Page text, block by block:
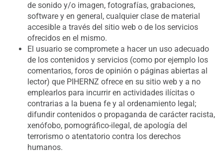
de sonido y/o imagen, fotografías, grabaciones,
software y en general, cualquier clase de material
accesible a través del sitio web o de los servicios
ofrecidos en el mismo.
El usuario se compromete a hacer un uso adecuado
de los contenidos y servicios (como por ejemplo los
comentarios, foros de opinión o páginas abiertas al
lector) que PIHERNZ ofrece en su sitio web y a no
emplearlos para incurrir en actividades ilícitas o
contrarias a la buena fe y al ordenamiento legal;
difundir contenidos o propaganda de carácter racista,
xenófobo, pornográfico-ilegal, de apología del
terrorismo o atentatorio contra los derechos
humanos.